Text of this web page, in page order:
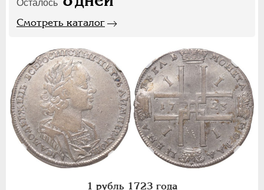
Осталось
Смотреть каталог
1 рубль 1723 года